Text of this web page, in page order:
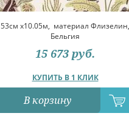
53см x10.05м, материал Флизелин,
Бельгия
КУПИТЬ В 1 КЛИК
15 673 руб.
В корзину